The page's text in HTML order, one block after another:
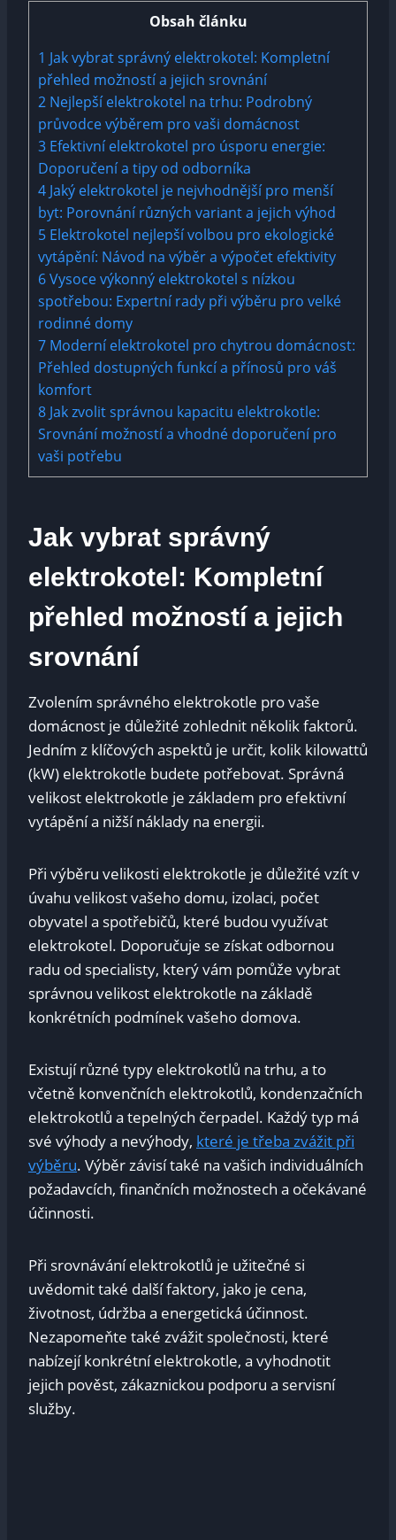
Obsah článku
1 Jak vybrat správný elektrokotel: Kompletní
přehled možností a jejich srovnání
2 Nejlepší elektrokotel na trhu: Podrobný
průvodce výběrem pro vaši domácnost
3 Efektivní elektrokotel pro úsporu energie:
Doporučení a tipy od odborníka
4 Jaký elektrokotel je nejvhodnější pro menší
byt: Porovnání různých variant a jejich výhod
5 Elektrokotel nejlepší volbou pro ekologické
vytápění: Návod na výběr a výpočet efektivity
6Vysoce výkonný elektrokotel s nízkou
spotřebou: Expertní rady při výběru pro velké
rodinné domy
7 Moderní elektrokotel pro chytrou domácnost:
Přehled dostupných funkcí a přínosů pro váš
komfort
8 Jak zvolit správnou kapacitu elektrokotle:
Srovnání možností a vhodné doporučení pro
vaši potřebu
Jak vybrat správný
elektrokotel: Kompletní
přehled možností a jejich
srovnání
Zvolením správného elektrokotle pro vaše
domácnost je důležité zohlednit několik faktorů.
Jedním z klíčových aspektů je určit, kolik kilowattů
(kW) elektrokotle budete potřebovat. Správná
velikost elektrokotle je základem pro efektivní
vytápění a nižší náklady na energii.
Při výběru velikosti elektrokotle je důležité vzít v
úvahu velikost vašeho domu, izolaci, počet
obyvatel a spotřebičů, které budou využívat
elektrokotel. Doporučuje se získat odbornou
radu od specialisty, který vám pomůže vybrat
správnou velikost elektrokotle na základě
konkrétních podmínek vašeho domova.
Existují různé typy elektrokotlů na trhu, a to
včetně konvenčních elektrokotlů, kondenzačních
elektrokotlů a tepelných čerpadel. Každý typ má
své výhody a nevýhody, které je třeba zvážit při
výběru. Výběr závisí také na vašich individuálních
požadavcích, finančních možnostech a očekávané
účinnosti.
Při srovnávání elektrokotlů je užitečné si
uvědomit také další faktory, jako je cena,
životnost, údržba a energetická účinnost.
Nezapomeňte také zvážit společnosti, které
nabízejí konkrétní elektrokotle, a vyhodnotit
jejich pověst, zákaznickou podporu a servisní
služby.